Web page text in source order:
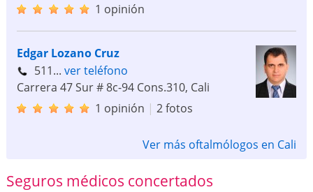
1 opinión
Edgar Lozano Cruz
511... ver teléfono
Carrera 47 Sur # 8c-94 Cons.310, Cali
1 opinión | 2 fotos
Ver más oftalmólogos en Cali
Seguros médicos concertados